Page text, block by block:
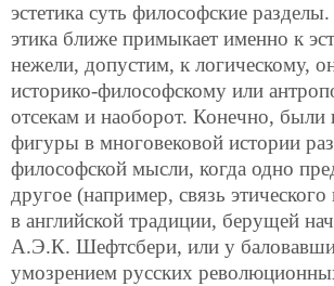
эстетика суть философские
этика ближе примыкает именно к
нежели, допустим, к логическому,
историко-философскому или
отсекам и наоборот. Конечно, были
фигуры в многовековой истории
философской мысли, когда одно
другое (например, связь этического
в английской традиции, берущей
А.Э.К. Шефтсбери, или у
умозрением русских